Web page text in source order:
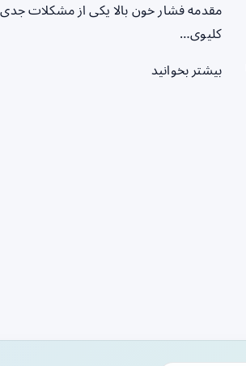
مقدمه فشار خون بالا یکی از مشکلات
کلیوی…
بیشتر بخوانید